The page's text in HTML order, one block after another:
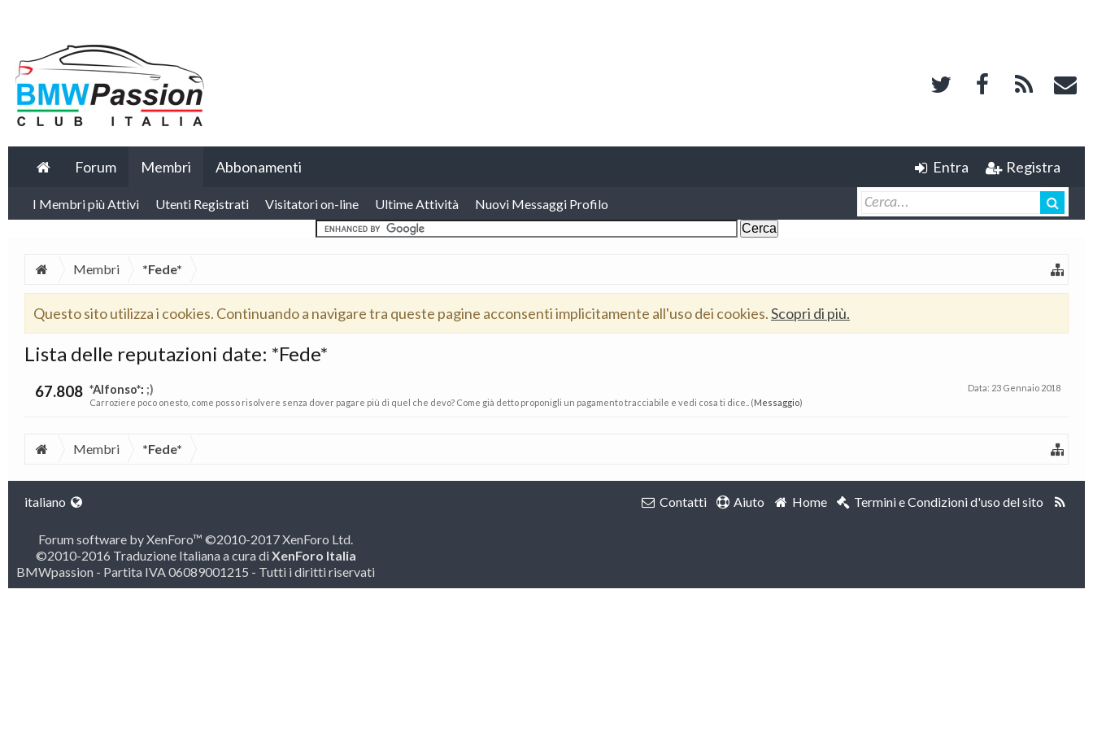
Forum Membri
I Membri più Attivi Utenti Registrati Visitatori on-line Ultime Attività Nuovi Messaggi Profilo
Abbonamenti Entra Registra
Membri *Fede*
Questo sito utilizza i cookies. Continuando a navigare tra queste pagine acconsenti implicitamente all'uso dei cookies.Scopri di più.
Lista delle reputazioni date: *Fede*
67.808 Data: 23 Gennaio 2018
*Alfonso*: ;)
Carroziere poco onesto, come posso risolvere senza dover pagare più di quel che devo? Come già detto proponigli un pagamento tracciabile e vedi cosa ti dice.. (Messaggio)
Membri *Fede*
italiano Contatti Aiuto Home Termini e Condizioni d'uso del sito
Forum software by XenForo™ ©2010-2017 XenForo Ltd.
©2010-2016 Traduzione Italiana a cura diXenForo Italia
BMWpassion - Partita IVA 06089001215 - Tutti i diritti riservati